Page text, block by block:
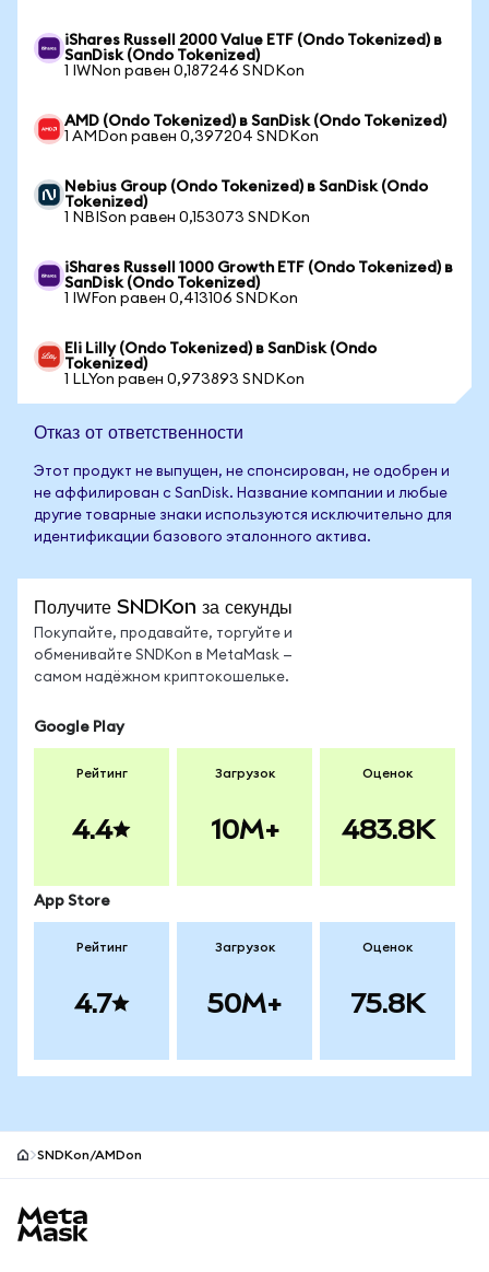
iShares Russell 2000 Value ETF (Ondo Tokenized) в
SanDisk (Ondo Tokenized)
1 IWNon равен 0,187246 SNDKon
AMD (Ondo Tokenized) в SanDisk (Ondo Tokenized)
1 AMDon равен 0,397204 SNDKon
Nebius Group (Ondo Tokenized) в SanDisk (Ondo
Tokenized)
1 NBISon равен 0,153073 SNDKon
iShares Russell 1000 Growth ETF (Ondo Tokenized) в
SanDisk (Ondo Tokenized)
1 IWFon равен 0,413106 SNDKon
Eli Lilly (Ondo Tokenized) в SanDisk (Ondo
Tokenized)
1 LLYon равен 0,973893 SNDKon
Отказ от ответственности
Этот продукт не выпущен, не спонсирован, не одобрен и
не аффилирован с SanDisk. Название компании и любые
другие товарные знаки используются исключительно для
идентификации базового эталонного актива.
Получите SNDKon за секунды
Покупайте, продавайте, торгуйте и
обменивайте SNDKon в MetaMask —
самом надёжном криптокошельке.
Google Play
Рейтинг
4.4
Загрузок
10M+
Оценок
483.8K
App Store
Рейтинг
4.7
Загрузок
50M+
Оценок
75.8K
SNDKon/AMDon